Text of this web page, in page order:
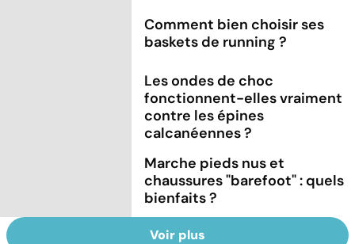
Comment bien choisir ses
baskets de running ?
Les ondes de choc
fonctionnent-elles vraiment
contre les épines
calcanéennes ?
Marche pieds nus et
chaussures "barefoot" : quels
bienfaits ?
Voir plus